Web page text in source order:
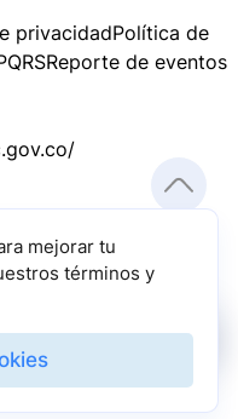
privacidadPolítica de
Reporte de eventos
presentarte la
para resolver los
mejorar tu
términos y